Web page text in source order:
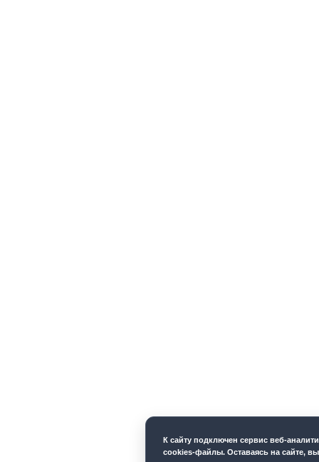
К cайту подключен сервис веб-
cookies-файлы. Оставаясь на сайте,